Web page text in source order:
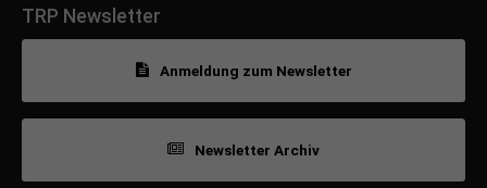
TRP Newsletter
Anmeldung zum Newsletter
Newsletter Archiv